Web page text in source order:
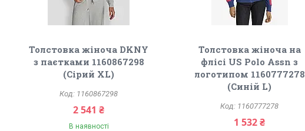
Толстовка жіноча DKNY
з паєтками 1160867298
(Сірий XL)
1160867298
2 541 ₴
В наявності
Толстовка жіноча на
флісі US Polo Assn з
логотипом 1160777278
(Синій L)
1160777278
1 532 ₴